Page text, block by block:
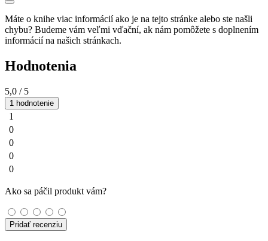
Máte o knihe viac informácií ako je na tejto stránke alebo ste našli
chybu? Budeme vám veľmi vďační, ak nám pomôžete s doplnením
informácií na našich stránkach.
Hodnotenia
5,0 / 5
1 hodnotenie
1
0
0
0
0
Ako sa páčil produkt vám?
Pridať recenziu